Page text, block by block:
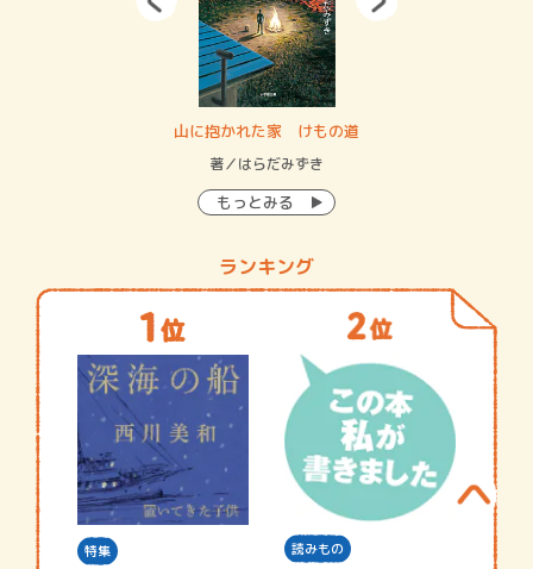
山に抱かれた家 けもの道
著／はらだみずき
もっとみる
ランキング
特集 読みもの